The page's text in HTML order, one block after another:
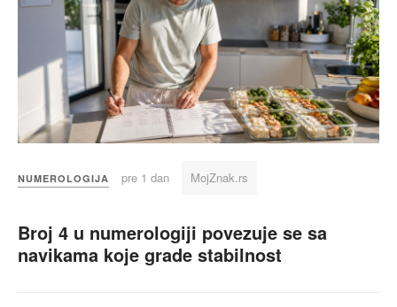
NUMEROLOGIJA pre 1 dan MojZnak.rs
Broj 4 u numerologiji povezuje se sa
navikama koje grade stabilnost